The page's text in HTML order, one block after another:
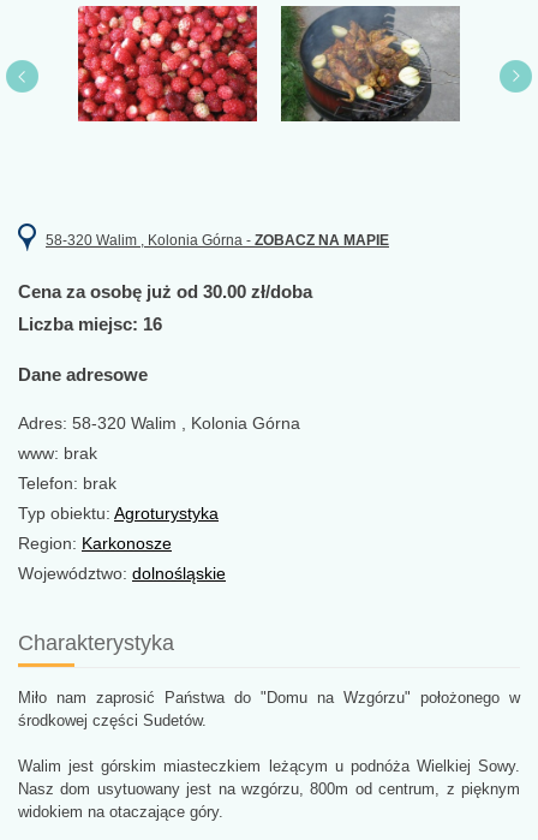
58-320 Walim , Kolonia Górna - ZOBACZ NA MAPIE
Cena za osobę już od 30.00 zł/doba
Liczba miejsc: 16
Dane adresowe
Adres: 58-320 Walim , Kolonia Górna
www: brak
Telefon: brak
Typ obiektu: Agroturystyka
Region: Karkonosze
Województwo: dolnośląskie
Charakterystyka
Miło nam zaprosić Państwa do "Domu na Wzgórzu" położonego w
środkowej części Sudetów.
Walim jest górskim miasteczkiem leżącym u podnóża Wielkiej Sowy.
Nasz dom usytuowany jest na wzgórzu, 800m od centrum, z pięknym
widokiem na otaczające góry.